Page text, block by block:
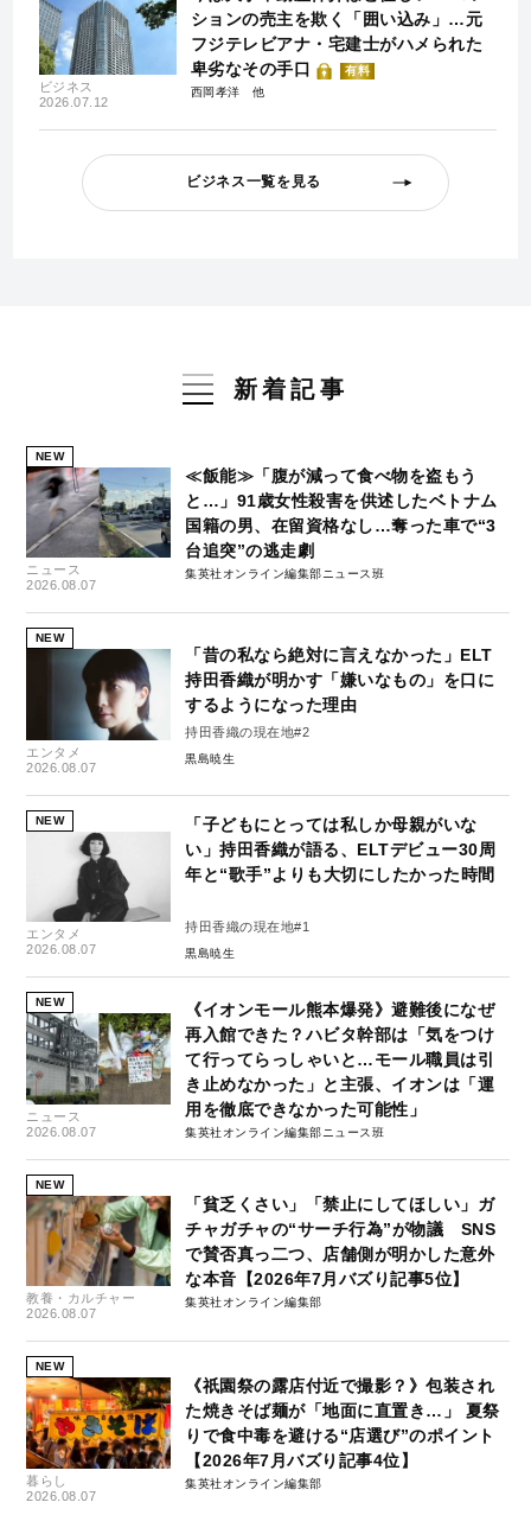
ビジネス
2026.07.12
ションの売主を欺く「囲い込み」…元
フジテレビアナ・宅建士がハメられた
卑劣なその手口
有料
西岡孝洋
ビジネス一覧を見る
新着記事
NEW
ニュース
2026.08.07
≪飯能≫「腹が減って食べ物を盗もう
と…」91歳女性殺害を供述したベトナム
国籍の男、在留資格なし…奪った車で“3
台追突”の逃走劇
集英社オンライン編集部ニュース班
NEW
エンタメ
2026.08.07
「昔の私なら絶対に言えなかった」ELT
持田香織が明かす「嫌いなもの」を口に
するようになった理由
持田香織の現在地#2
黒島暁生
NEW
エンタメ
2026.08.07
「子どもにとっては私しか母親がいな
い」持田香織が語る、ELTデビュー30周
年と“歌手”よりも大切にしたかった時間
持田香織の現在地#1
黒島暁生
NEW
ニュース
2026.08.07
《イオンモール熊本爆発》避難後になぜ
再入館できた？ハビタ幹部は「気をつけ
て行ってらっしゃいと…モール職員は引
き止めなかった」と主張、イオンは「運
用を徹底できなかった可能性」
集英社オンライン編集部ニュース班
NEW
教養・カルチャー
2026.08.07
「貧乏くさい」「禁止にしてほしい」ガ
チャガチャの“サーチ行為”が物議 SNS
で賛否真っ二つ、店舗側が明かした意外
な本音【2026年7月バズり記事5位】
集英社オンライン編集部
NEW
暮らし
2026.08.07
《祇園祭の露店付近で撮影？》包装され
た焼きそば麺が「地面に直置き…」 夏祭
りで食中毒を避ける“店選び”のポイント
【2026年7月バズり記事4位】
集英社オンライン編集部